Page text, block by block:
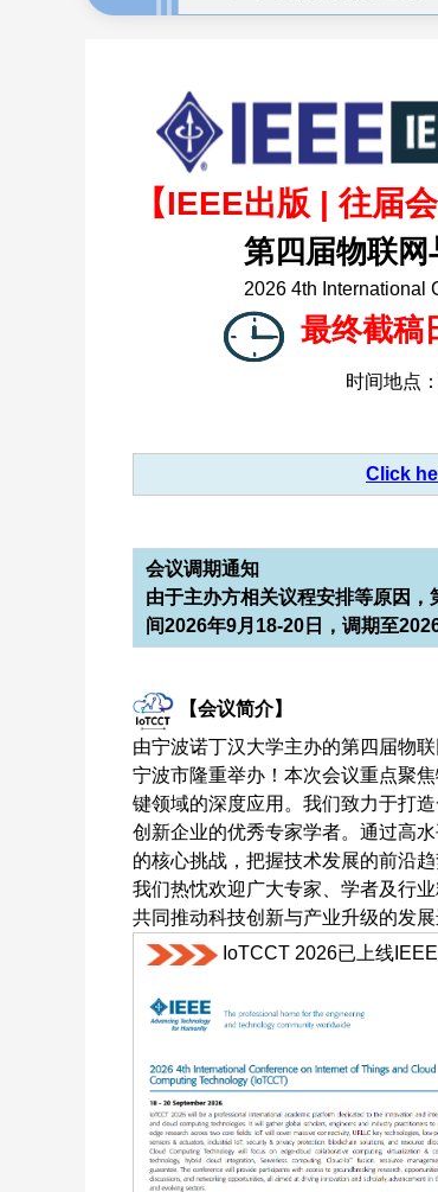
【IEEE出版 | 往届
第四届物联
2026 4th International
最终截稿
时间地点
Click
会议调期通知
由于主办方相关议程安排等原因
间2026年9月18-20日，调期至
【会议简介】
由宁波诺丁汉大学主办的第四届物
宁波市隆重举办！本次会议重点聚
键领域的深度应用。我们致力于打
创新企业的优秀专家学者。通过高
的核心挑战，把握技术发展的前沿
我们热忱欢迎广大专家、学者及行
共同推动科技创新与产业升级的发
IoTCCT 2026已上线